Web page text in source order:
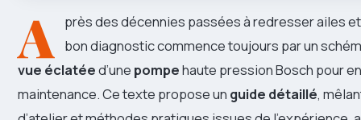
A près des décennies passées à redresser ailes et
bon diagnostic commence toujours par un
vue éclatéed’une pompehaute pression Bosch pour
maintenance. Ce texte propose un guide détaillé,